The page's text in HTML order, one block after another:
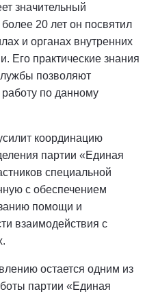
значительный
20 лет он посвятил
и органах внутренних
Его практические знания
позволяют
по данному
координацию
партии «Единая
специальной
с обеспечением
помощи и
взаимодействия с
остается одним из
партии «Единая